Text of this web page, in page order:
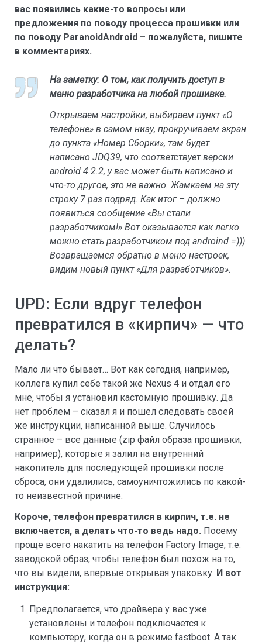
вас появились какие-то вопросы или
предложения по поводу процесса прошивки или
по поводу ParanoidAndroid – пожалуйста, пишите
в комментариях.
На заметку: О том, как получить доступ в
меню разработчика на любой прошивке.
Открываем настройки, выбираем пункт «О
телефоне» в самом низу, прокручиваем экран
до пункта «Номер Сборки», там будет
написано JDQ39, что соответствует версии
android 4.2.2, у вас может быть написано и
что-то другое, это не важно. Жамкаем на эту
строку 7 раз подряд. Как итог – должно
появиться сообщение «Вы стали
разработчиком!» Вот оказывается как легко
можно стать разработчиком под androind =)))
Возвращаемся обратно в меню настроек,
видим новый пункт «Для разработчиков».
UPD: Если вдруг телефон
превратился в «кирпич» — что
делать?
Мало ли что бывает… Вот как сегодня, например,
коллега купил себе такой же Nexus 4 и отдал его
мне, чтобы я установил кастомную прошивку. Да
нет проблем – сказал я и пошел следовать своей
же инструкции, написанной выше. Случилось
странное – все данные (zip файл образа прошивки,
например), которые я залил на внутренний
накопитель для последующей прошивки после
сброса, они удалились, самоуничтожились по какой-
то неизвестной причине.
Короче, телефон превратился в кирпич, т.е. не
включается, а делать что-то ведь надо. Посему
проще всего накатить на телефон Factory Image, т.е.
заводской образ, чтобы телефон был похож на то,
что вы видели, впервые открывая упаковку. И вот
инструкция:
Предполагается, что драйвера у вас уже
установлены и телефон подключается к
компьютеру, когда он в режиме fastboot. А так